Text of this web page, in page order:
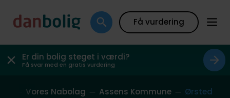
Få vurdering
Er din bolig steget i værdi?
Få svar med en gratis vurdering
Vores Nabolag Assens Kommune Ørsted